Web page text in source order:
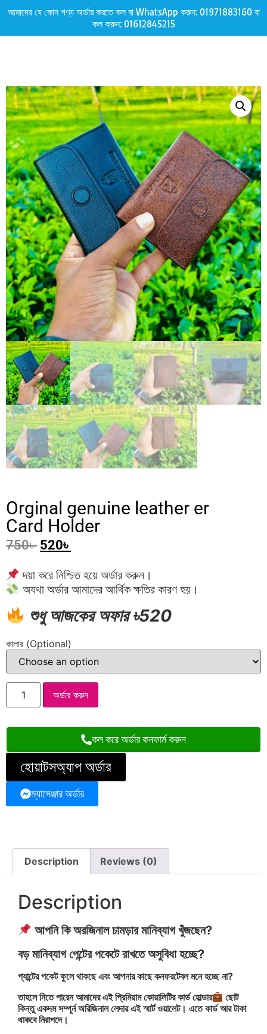
আমাদের যে কোন পণ্য অর্ডার করতে কল বা WhatsApp করুন: 01971883160বা
কল করুন: 01612845215
Orginal genuine leather er
Card Holder
750৳ 520৳
দয়া করে নিশ্চিত হয়ে অর্ডার করুন।
অযথা অর্ডার আমাদের আর্থিক ক্ষতির কারণ হয়।
শুধু আজকের অফার ৳520
কালার (Optional)
অর্ডার করুন
কল করে অর্ডার কনফার্ম করুন
হোয়াটসঅ্যাপ অর্ডার
ম্যাসেঞ্জার অর্ডার
Description Reviews (0)
Description
আপনি কি অরজিনাল চামড়ার মানিব্যাগ খুঁজছেন?
বড় মানিব্যাগ পেন্টের পকেটে রাখতে অসুবিধা হচ্ছে?
প্যান্টের পকেট ফুলে থাকছে এবং আপনার কাছে কনফরটেবল মনে হচ্ছে না?
তাহলে নিতে পারেন আমাদের এই প্রিমিয়াম কোয়ালিটির কার্ড হোল্ডার
ছোট
কিন্তু একদম সম্পূর্ন অরিজিনাল লেদার এই স্মার্ট ওয়ালেট। এতে কার্ড আর টাকা
থাকবে নিরাপদে।